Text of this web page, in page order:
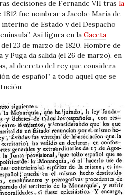
decisiones de Fernando VII trasla
fue nombrar a Jacobo María de
de Estado y del Despacho
Así figura en laGaceta
del 23 de marzo de 1820. Hombre de
Puga da salida (el 26 de marzo), en
al decreto del rey que considera
de español” a todo aquel que se